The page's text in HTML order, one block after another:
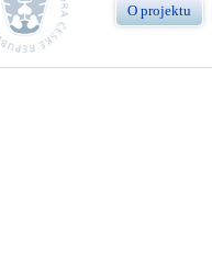
O projektu